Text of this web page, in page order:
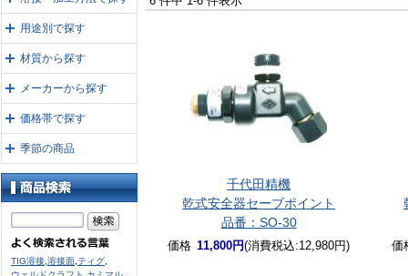
用途別で探す
材質から探す
メーカーから探す
価格帯で探す
季節の商品
TIG溶接 溶接面 ティグ
千代田精機
乾式安全器セーブポイント
品番：SO-30
価格 11,800円(消費税込:12,980円) 価